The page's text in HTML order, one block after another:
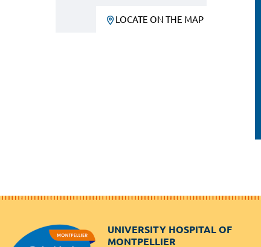
LOCATE ON THE MAP
UNIVERSITY HOSPITAL OF
MONTPELLIER